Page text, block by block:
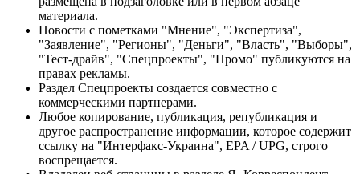
материала.
Новости с пометками "Мнение", "Экспертиза",
"Заявление", "Регионы", "Деньги", "Власть", "Выборы",
"Тест-драйв", "Спецпроекты", "Промо" публикуются на
правах рекламы.
Раздел Спецпроекты создается совместно с
коммерческими партнерами.
Любое копирование, публикация, републикация и
другое распространение информации, которое содержит
ссылку на "Интерфакс-Украина", EPA / UPG, строго
воспрещается.